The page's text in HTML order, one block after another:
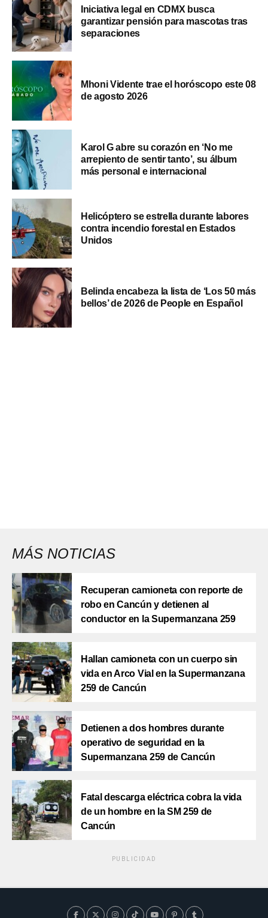
Iniciativa legal en CDMX busca
garantizar pensión para mascotas tras
separaciones
Mhoni Vidente trae el horóscopo este 08
de agosto 2026
Karol G abre su corazón en ‘No me
arrepiento de sentir tanto’, su álbum
más personal e internacional
Helicóptero se estrella durante labores
contra incendio forestal en Estados
Unidos
Belinda encabeza la lista de ‘Los 50 más
bellos’ de 2026 de People en Español
MÁS NOTICIAS
Recuperan camioneta con reporte de
robo en Cancún y detienen al
conductor en la Supermanzana 259
Hallan camioneta con un cuerpo sin
vida en Arco Vial en la Supermanzana
259 de Cancún
Detienen a dos hombres durante
operativo de seguridad en la
Supermanzana 259 de Cancún
Fatal descarga eléctrica cobra la vida
de un hombre en la SM 259 de
Cancún
PUBLICIDAD